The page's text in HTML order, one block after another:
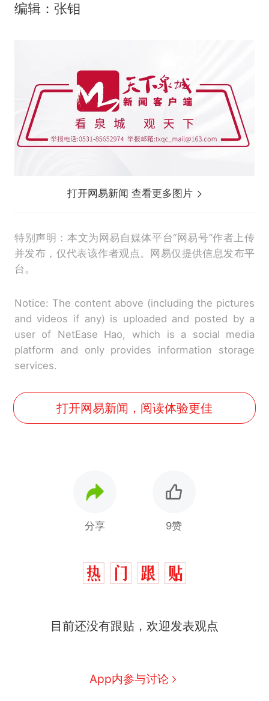
编辑：张钼
打开网易新闻 查看更多图片
特别声明：本文为网易自媒体平台“网易号”作者上传
并发布，仅代表该作者观点。网易仅提供信息发布平
台。
Notice: The content above (including the pictures
and videos if any) is uploaded and posted by a
user of NetEase Hao, which is a social media
platform and only provides information storage
services.
打开网易新闻，阅读体验更佳
分享 9赞
目前还没有跟贴，欢迎发表观点
App内参与讨论